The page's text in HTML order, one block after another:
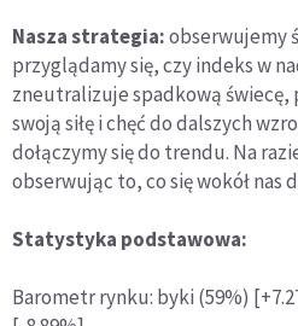
Nasza strategia:obserwujemy
przyglądamy się, czy indeks w
zneutralizuje spadkową
swoją siłę i chęć do dalszych
dołączymy się do trendu. Na
obserwując to, co się wokół nas
Statystyka podstawowa:
Barometr rynku: byki (59%)